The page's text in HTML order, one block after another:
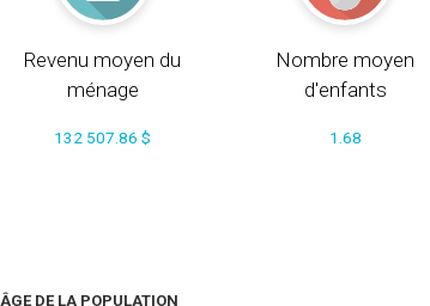
Revenu moyen du
ménage
132 507.86 $
Nombre moyen
d'enfants
1.68
ÂGE DE LA POPULATION